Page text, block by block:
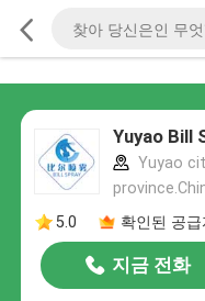
Yuyao Bill
Yuyao
5.0
확인된 공급
지금 전화